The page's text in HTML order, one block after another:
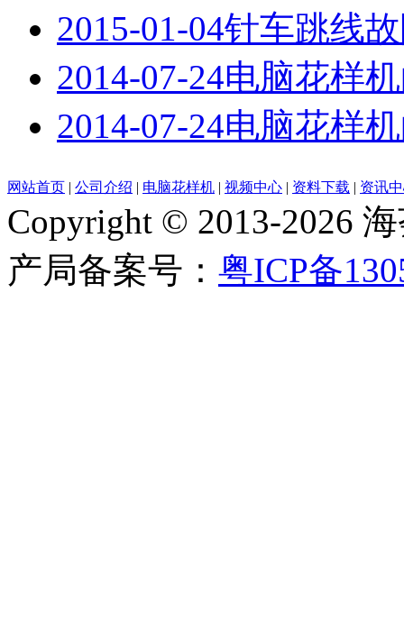
2015-01-04针车跳线
2014-07-24电脑花样
2014-07-24电脑花样
网站首页 | 公司介绍 | 电脑花样机 | 视频中心 | 资料下载 | 资讯
Copyright © 2013-2026
产局备案号： 粤ICP备